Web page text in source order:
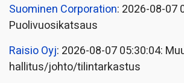
Suominen Corporation: 2026-08-07
Puolivuosikatsaus
Raisio Oyj: 2026-08-07 05:30:04:
hallitus/johto/tilintarkastus